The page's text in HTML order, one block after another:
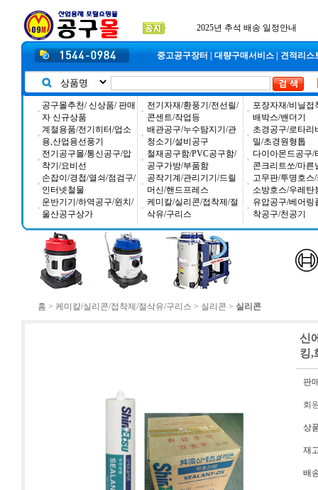
2025년 추석 배송 일정안내
중고공구장터 대량구매서비스 견적리스
공구몰추천/ 신상품/ 판매
자 신규상품
계절용품/전기히터/업소
용,산업용선풍기
전기공구몰/통신공구/압
착기/요비선
손잡이/경첩/열쇠/점검구/
인터넷철물
운반기기/하역공구/윈치/
울산공구상가
전기자재/환풍기/전선릴/
콘센트/작업등
배관공구/누수탐지기/관
청소기/설비공구
철재공구함/PVC공구함/
공구가방/부품함
공작기계/관리기기/드릴
머신/핸드프레스
케미칼/실리콘/접착제/절
삭유/구리스
포장자재/비닐접
배박스/밴더기
초경공구/로타리
밀/초경원형톱
다이아몬드공구/
콘크리트쏘/마른
고무판/투명호스
소방호스/우레탄
유압공구/베어링
착공구/천공기
홈 > 케미칼/실리콘/접착제/절삭유/구리스 > 실리콘 > 실리콘
신
킹,
판
회
상
재
배